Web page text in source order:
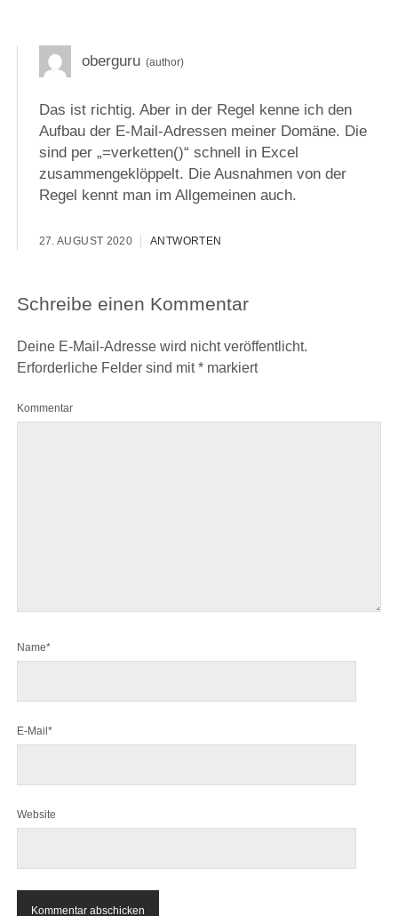
oberguru
Das ist richtig. Aber in der Regel kenne ich den
Aufbau der E-Mail-Adressen meiner Domäne. Die
sind per „=verketten()“ schnell in Excel
zusammengeklöppelt. Die Ausnahmen von der
Regel kennt man im Allgemeinen auch.
27. AUGUST 2020 ANTWORTEN
Schreibe einen Kommentar
Deine E-Mail-Adresse wird nicht veröffentlicht.
Erforderliche Felder sind mit*markiert
Kommentar
Name*
E-Mail*
Website